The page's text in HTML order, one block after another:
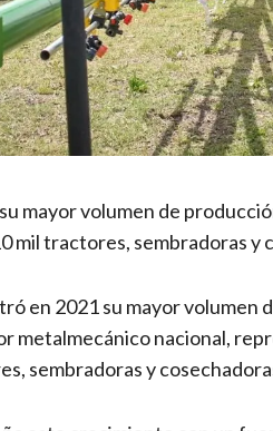
mayor volumen de
mil tractores, sembradoras y
en 2021 su mayor volumen
metalmecánico nacional,
sembradoras y